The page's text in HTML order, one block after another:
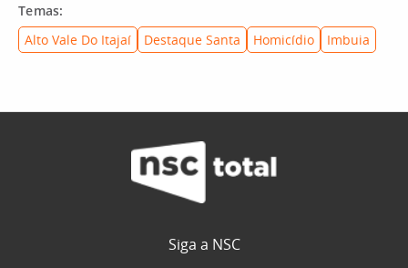
Temas:
Alto Vale Do Itajaí
Destaque Santa Homicídio Imbuia
Siga a NSC